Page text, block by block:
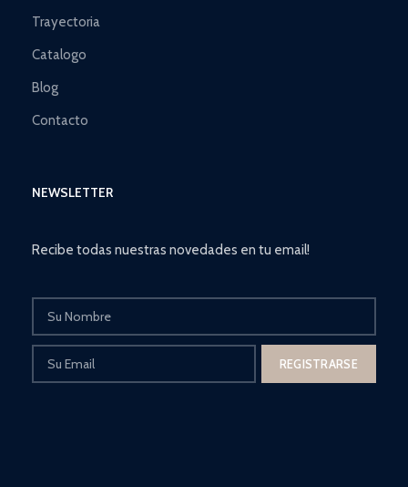
Trayectoria
Catalogo
Blog
Contacto
NEWSLETTER
Recibe todas nuestras novedades en tu email!